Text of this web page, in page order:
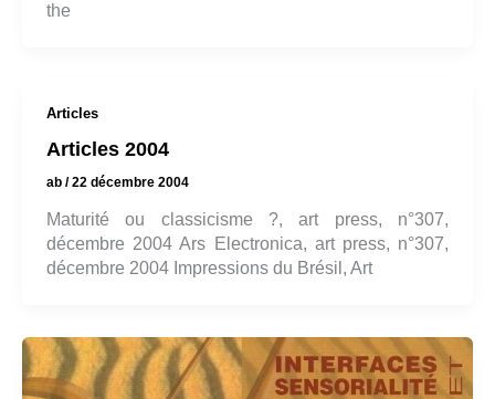
the
Articles
Articles 2004
ab /22 décembre 2004
Maturité ou classicisme ?, art press, n°307,
décembre 2004 Ars Electronica, art press, n°307,
décembre 2004 Impressions du Brésil, Art